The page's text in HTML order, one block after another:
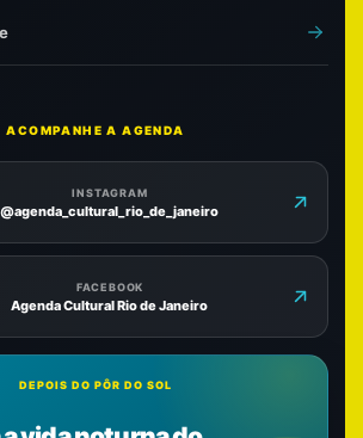
ACOMPANHE A AGENDA
INSTAGRAM
@agenda_cultural_rio_de_janeiro
FACEBOOK
Agenda Cultural Rio de Janeiro
DEPOIS DO PÔR DO SOL